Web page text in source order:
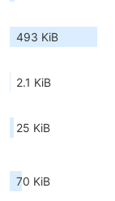
493 KiB
2.1 KiB
25 KiB
70 KiB